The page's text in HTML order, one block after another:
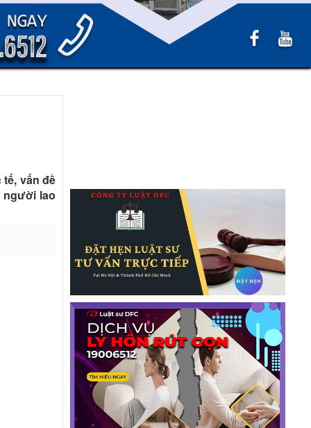
vấn đề
người lao